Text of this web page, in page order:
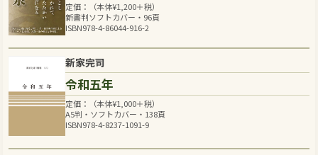
定価：（本体¥1,200＋税）
新書判ソフトカバー・96頁
ISBN978-4-86044-916-2
新家完司
令和五年
定価：（本体¥1,000＋税）
A5判・ソフトカバー・138頁
ISBN978-4-8237-1091-9